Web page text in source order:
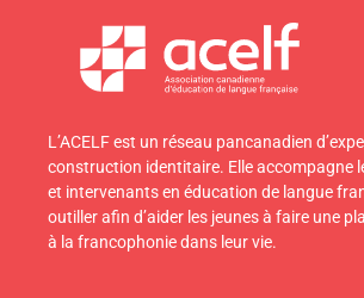
L’ACELF est un réseau pancanadien
construction identitaire. Elle accompagne
et intervenants en éducation de langue
outiller afin d’aider les jeunes à faire une
à la francophonie dans leur vie.